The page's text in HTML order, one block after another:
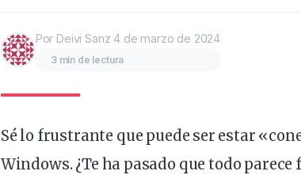
Por Deivi Sanz 4 de marzo de 2024
3 min de lectura
Sé lo frustrante que puede ser estar «
Windows. ¿Te ha pasado que todo parece